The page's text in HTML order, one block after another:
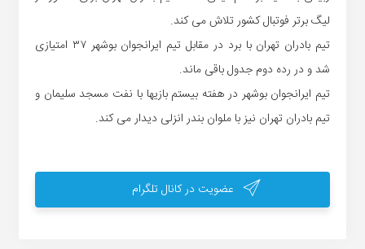
لیگ برتر فوتبال کشور تلاش می کند.
تیم بادران تهران با برد در مقابل تیم ایرانجوان بوشهر ۳۷ امتیازی
شد و در رده دوم جدول باقی ماند.
تیم ایرانجوان بوشهر در هفته بیستم بازیها با نفت مسجد سلیمان و
تیم بادران تهران نیز با ملوان بندر انزلی دیدار می کند.
عضویت در کانال تلگرام